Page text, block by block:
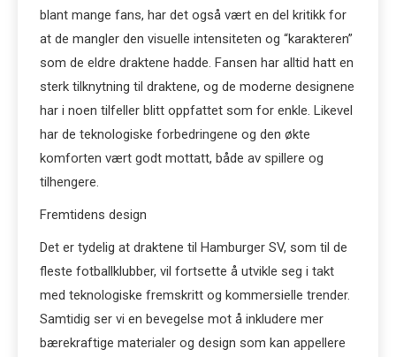
blant mange fans, har det også vært en del kritikk for
at de mangler den visuelle intensiteten og “karakteren”
som de eldre draktene hadde. Fansen har alltid hatt en
sterk tilknytning til draktene, og de moderne designene
har i noen tilfeller blitt oppfattet som for enkle. Likevel
har de teknologiske forbedringene og den økte
komforten vært godt mottatt, både av spillere og
tilhengere.
Fremtidens design
Det er tydelig at draktene til Hamburger SV, som til de
fleste fotballklubber, vil fortsette å utvikle seg i takt
med teknologiske fremskritt og kommersielle trender.
Samtidig ser vi en bevegelse mot å inkludere mer
bærekraftige materialer og design som kan appellere